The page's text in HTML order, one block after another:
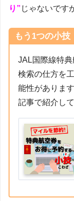
り” じゃないです
もう1つの小技
JAL国際線特
検索の仕方を
能性がありま
記事で紹介して